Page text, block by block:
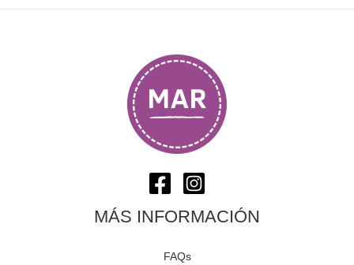
MÁS INFORMACIÓN
FAQs